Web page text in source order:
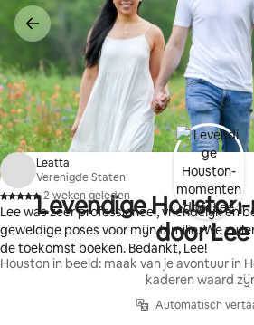
direct
naar
inhoud
Levendige
door Lee
Houston in beeld: maak van je avontuur in
kaderen waard
Automatisch
Leatta
Verenigde Staten
,
·2 weken geleden
Lee was zeer professioneel, vriendelijk en
geweldige poses voor mijn familie. We
de toekomst boeken. Bedankt, Lee!